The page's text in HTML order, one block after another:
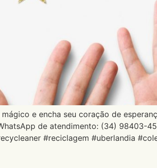
e encha seu coração de
de atendimento: (34) 98403-
#reciclagem #uberlandia